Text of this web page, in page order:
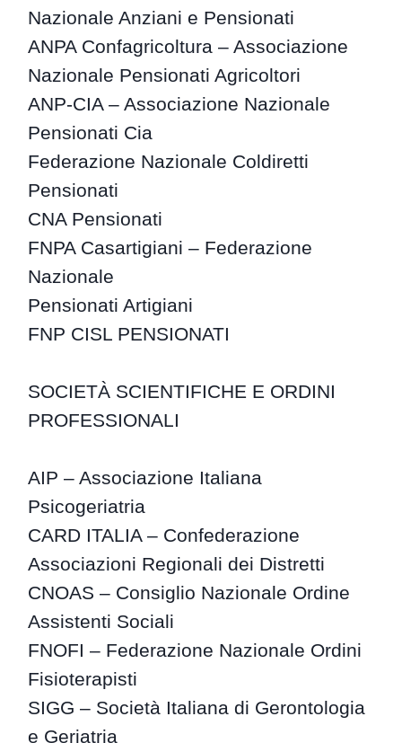
Nazionale Anziani e Pensionati
ANPA Confagricoltura – Associazione
Nazionale Pensionati Agricoltori
ANP-CIA – Associazione Nazionale
Pensionati Cia
Federazione Nazionale Coldiretti
Pensionati
CNA Pensionati
FNPA Casartigiani – Federazione
Nazionale
Pensionati Artigiani
FNP CISL PENSIONATI
SOCIETÀ SCIENTIFICHE E ORDINI
PROFESSIONALI
AIP – Associazione Italiana
Psicogeriatria
CARD ITALIA – Confederazione
Associazioni Regionali dei Distretti
CNOAS – Consiglio Nazionale Ordine
Assistenti Sociali
FNOFI – Federazione Nazionale Ordini
Fisioterapisti
SIGG – Società Italiana di Gerontologia
e Geriatria